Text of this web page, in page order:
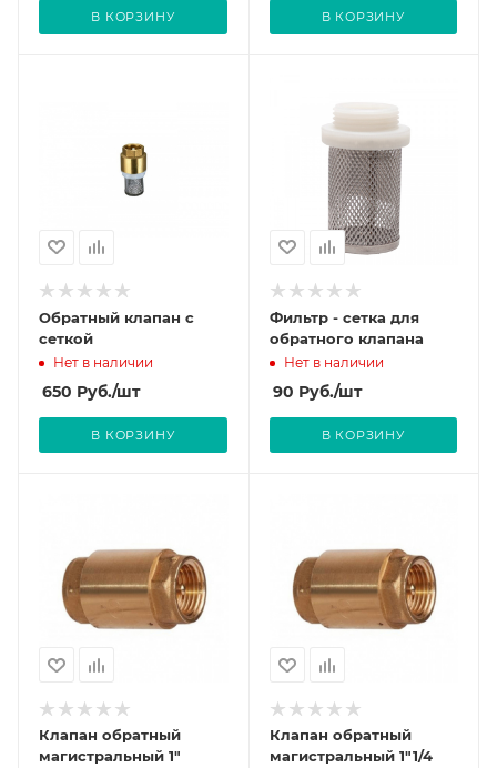
В КОРЗИНУ В КОРЗИНУ
Обратный клапан с
сеткой
Нет в наличии
650 Руб./шт
В КОРЗИНУ
Фильтр - сетка для
обратного клапана
Нет в наличии
90 Руб./шт
В КОРЗИНУ
Клапан обратный
магистральный 1"
Клапан обратный
магистральный 1"1/4